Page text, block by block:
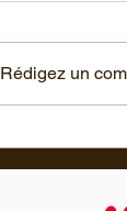
Rédigez un